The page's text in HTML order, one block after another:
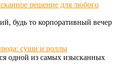
решение для любого
будь то корпоративный вечер
суши и роллы
одной из самых изысканных